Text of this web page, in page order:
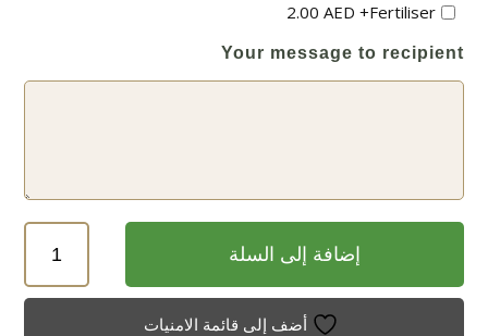
Fertiliser
+
2.00 AED
Your message to recipient
AGROFISH
PELLET
إضافة إلى السلة
أضف إلى قائمة الامنيات